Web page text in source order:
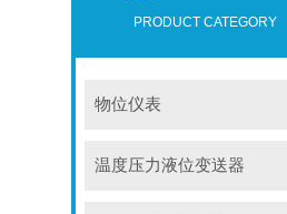
PRODUCT CATEGORY
物位仪表
温度压力液位变送器